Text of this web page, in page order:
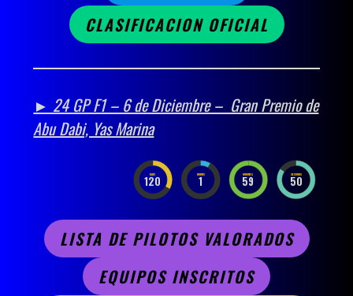
CLASIFICACION OFICIAL
► 24 GP F1 – 6 de Diciembre – Gran Premio de
Abu Dabi, Yas Marina
DAYS
120 HOURS
1 MINUTES
59 SECONDS
49
LISTA DE PILOTOS VALORADOS
EQUIPOS INSCRITOS